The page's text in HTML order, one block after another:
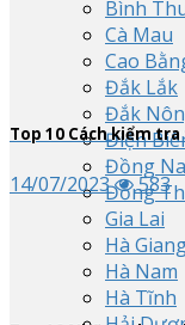
Bình
Cà Mau
Cao
Đắk Lắk
Đắk
Điện
Đồng
Đồng
Gia Lai
Hà
Hà Nam
Hà Tĩnh
Top 10 Cách kiểm
14/07/2023 583